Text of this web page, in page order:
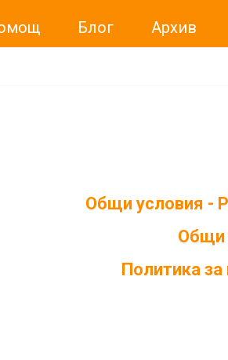
Блог Архив
Общи условия -
Общи
Политика